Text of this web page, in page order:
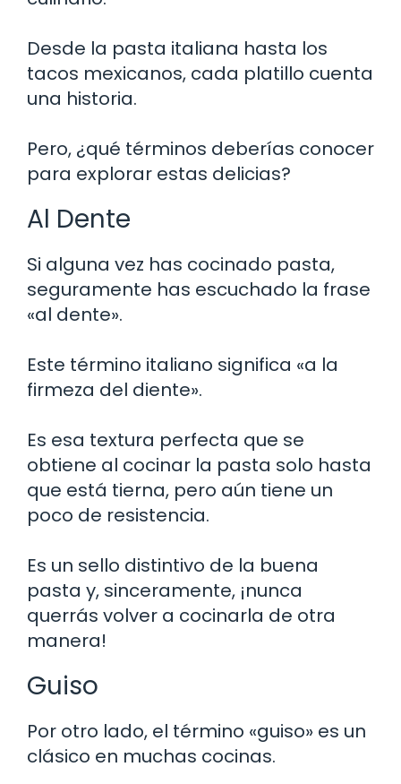
Desde la pasta italiana hasta los
tacos mexicanos, cada platillo cuenta
una historia.
Pero, ¿qué términos deberías conocer
para explorar estas delicias?
Al Dente
Si alguna vez has cocinado pasta,
seguramente has escuchado la frase
«al dente».
Este término italiano significa «a la
firmeza del diente».
Es esa textura perfecta que se
obtiene al cocinar la pasta solo hasta
que está tierna, pero aún tiene un
poco de resistencia.
Es un sello distintivo de la buena
pasta y, sinceramente, ¡nunca
querrás volver a cocinarla de otra
manera!
Guiso
Por otro lado, el término «guiso» es un
clásico en muchas cocinas.